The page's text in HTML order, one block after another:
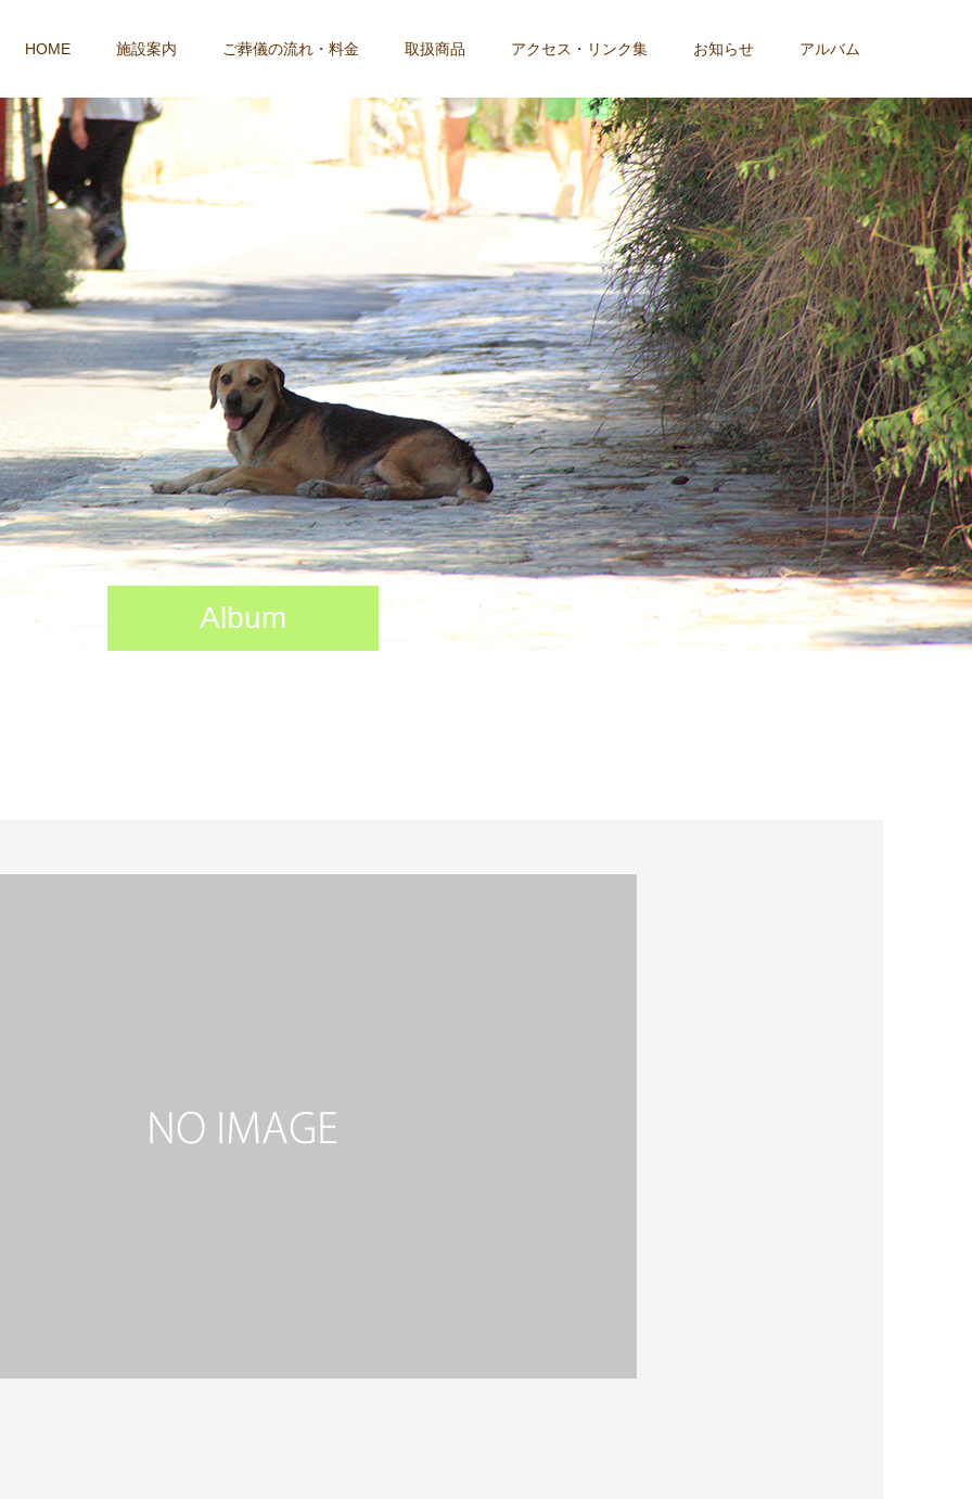
HOME 施設案内 ご葬儀の流れ・料金 取扱商品 アクセス・リンク集 お知らせ アルバム
Album